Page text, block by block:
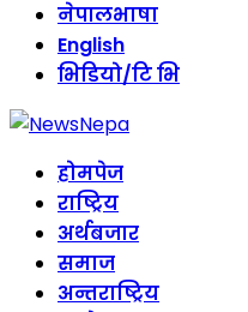
नेपालभाषा
English
भिडियो/टि भि
होमपेज
राष्ट्रिय
अर्थबजार
समाज
अन्तराष्ट्रिय